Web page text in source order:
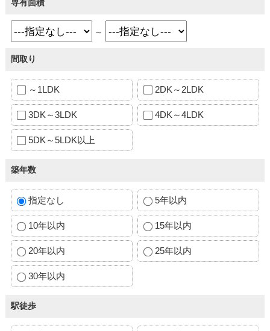
専有面積
～
間取り
～1LDK 2DK～2LDK
3DK～3LDK 4DK～4LDK
5DK～5LDK以上
築年数
指定なし 5年以内
10年以内 15年以内
20年以内 25年以内
30年以内
駅徒歩